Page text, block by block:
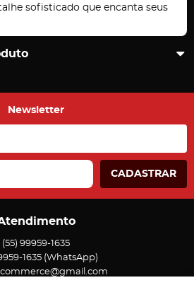
sofisticado que encanta seus
Newsletter
CADASTRAR
(55) 99959-1635
1635 (WhatsApp)